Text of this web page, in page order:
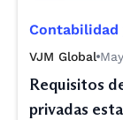
VJM Global
Requisitos
privadas